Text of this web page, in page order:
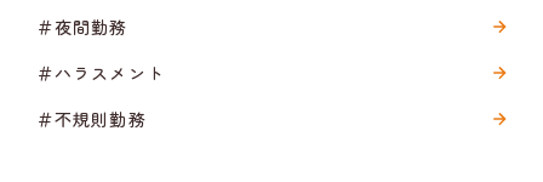
＃夜間勤務
＃ハラスメント
＃不規則勤務